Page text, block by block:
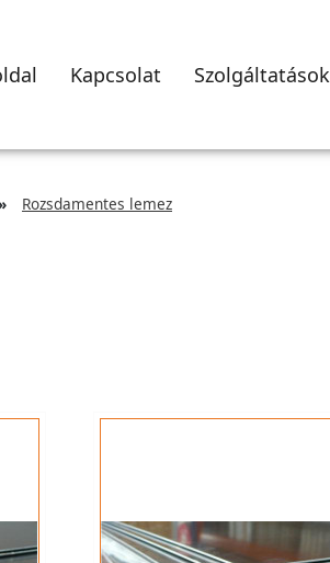
Kapcsolat Szolgáltatások
Rozsdamentes lemez